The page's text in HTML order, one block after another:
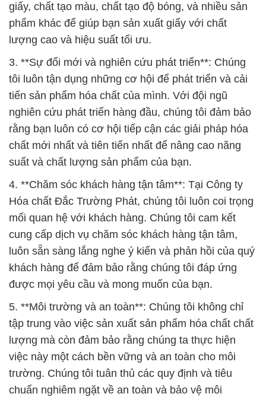
giấy, chất tạo màu, chất tạo độ bóng, và nhiều sản
phẩm khác để giúp bạn sản xuất giấy với chất
lượng cao và hiệu suất tối ưu.
3. **Sự đổi mới và nghiên cứu phát triển**: Chúng
tôi luôn tận dụng những cơ hội để phát triển và cải
tiến sản phẩm hóa chất của mình. Với đội ngũ
nghiên cứu phát triển hàng đầu, chúng tôi đảm bảo
rằng bạn luôn có cơ hội tiếp cận các giải pháp hóa
chất mới nhất và tiên tiến nhất để nâng cao năng
suất và chất lượng sản phẩm của bạn.
4. **Chăm sóc khách hàng tận tâm**: Tại Công ty
Hóa chất Đắc Trường Phát, chúng tôi luôn coi trọng
mối quan hệ với khách hàng. Chúng tôi cam kết
cung cấp dịch vụ chăm sóc khách hàng tận tâm,
luôn sẵn sàng lắng nghe ý kiến và phản hồi của quý
khách hàng để đảm bảo rằng chúng tôi đáp ứng
được mọi yêu cầu và mong muốn của bạn.
5. **Môi trường và an toàn**: Chúng tôi không chỉ
tập trung vào việc sản xuất sản phẩm hóa chất chất
lượng mà còn đảm bảo rằng chúng ta thực hiện
việc này một cách bền vững và an toàn cho môi
trường. Chúng tôi tuân thủ các quy định và tiêu
chuẩn nghiêm ngặt về an toàn và bảo vệ môi